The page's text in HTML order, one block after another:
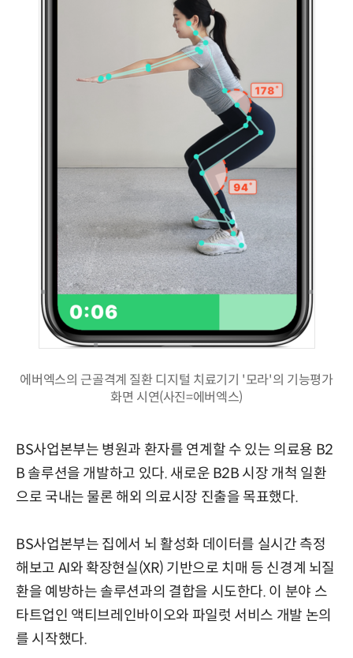
에버엑스의 근골격계 질환 디지털 치료기기 '모라'의 기능평가
화면 시연(사진=에버엑스)
BS사업본부는 병원과 환자를 연계할 수 있는 의료용 B2
B 솔루션을 개발하고 있다. 새로운 B2B 시장 개척 일환
으로 국내는 물론 해외 의료시장 진출을 목표했다.
BS사업본부는 집에서 뇌 활성화 데이터를 실시간 측정
해보고 AI와 확장현실(XR) 기반으로 치매 등 신경계 뇌질
환을 예방하는 솔루션과의 결합을 시도한다. 이 분야 스
타트업인 액티브레인바이오와 파일럿 서비스 개발 논의
를 시작했다.